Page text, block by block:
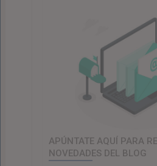
APÚNTATE AQUÍ PARA
NOVEDADES DEL BLOG